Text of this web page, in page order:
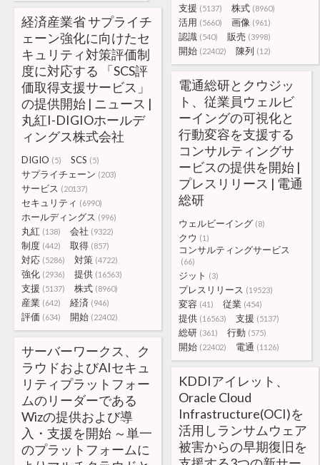
支援 (5137) 株式 (8960)
活用 (5660) 画像 (961)
認識 (540) 販売 (3998)
開始 (22402) 陳列 (12)
経済産業省 サプライチ
ェーン強化に向けたセ
キュリティ対策評価制
度に対応する 「SCS評
価取得支援サービス」
の提供開始 | ニュース |
丸紅I-DIGIOホールデ
ィングス株式会社
DIGIO (5) SCS (5)
サプライチェーン (203)
サービス (20137)
セキュリティ (6990)
ホールディングス (996)
丸紅 (138) 会社 (9322)
制度 (442) 取得 (857)
対応 (5286) 対策 (4722)
強化 (2936) 提供 (16563)
支援 (5137) 株式 (8960)
産業 (642) 経済 (946)
評価 (634) 開始 (22402)
電通総研とクウジッ
ト、従業員ウェルビ
ーイングの可視化と
行動変容を支援する
コンサルティングサ
ービスの提供を開始 |
プレスリリース | 電通
総研
ウェルビーイング (8)
クウ (1)
コンサルティングサービス
(66)
ジット (3)
プレスリリース (19523)
変容 (41) 従業 (454)
提供 (16563) 支援 (5137)
総研 (361) 行動 (575)
開始 (22402) 電通 (1126)
サーバーワークス、ク
ラウドおよびAIセキュ
リティプラットフォー
ムのリーダーである
Wizの提供および導
入・支援を開始 ～単一
のプラットフォームに
KDDIアイレット、
Oracle Cloud
Infrastructure(OCI)を
活用しランサムウェア
被害からの早期復旧を